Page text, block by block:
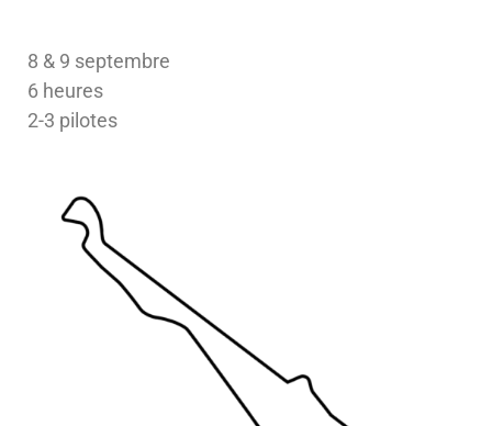
8 & 9 septembre
6 heures
2-3 pilotes